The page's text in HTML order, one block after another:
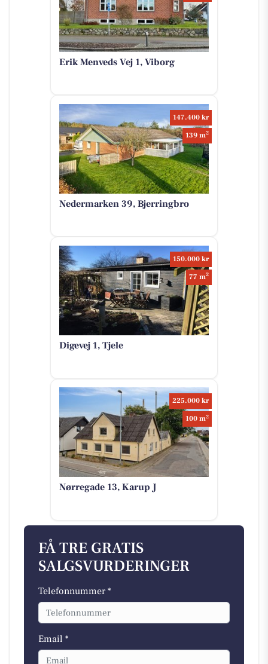
Erik Menveds Vej 1, Viborg
147.400 kr
139 m2
Nedermarken 39, Bjerringbro
150.000 kr
77 m2
Digevej 1, Tjele
225.000 kr
100 m2
Nørregade 13, Karup J
FÅ TRE GRATIS
SALGSVURDERINGER
Telefonnummer *
Email *